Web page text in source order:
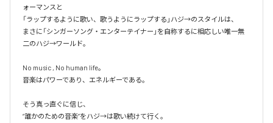
ォーマンスと
「ラップするように歌い、歌うようにラップする」ハジ→のスタイルは、
まさに「シンガーソング・エンターテイナー」を自称するに相応しい唯一無
二のハジ→ワールド。
No music , No human life。
音楽はパワーであり、エネルギーである。
そう真っ直ぐに信じ、